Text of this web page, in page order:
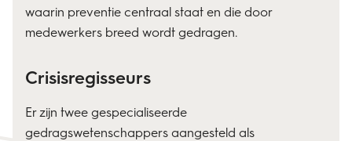
waarin preventie centraal staat en die door
medewerkers breed wordt gedragen.
Crisisregisseurs
Er zijn twee gespecialiseerde
gedragswetenschappers aangesteld als